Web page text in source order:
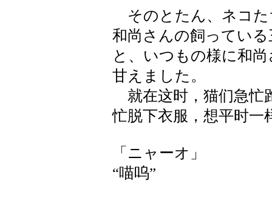
そのとたん、ネコた
和尚さんの飼ってい
と、いつもの様に和
甘えました。
就在这时，猫们急忙
忙脱下衣服，想平时一
「ニャーオ」
“喵呜”